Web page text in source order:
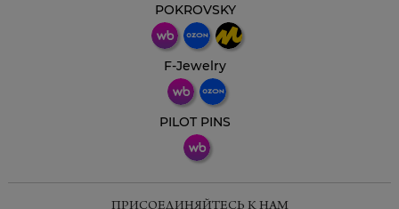
POKROVSKY
F-Jewelry
PILOT PINS